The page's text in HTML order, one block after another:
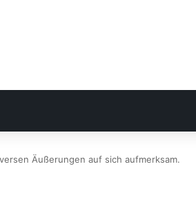
Äußerungen auf sich aufmerksam.